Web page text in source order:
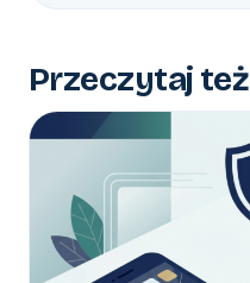
Przeczytaj też